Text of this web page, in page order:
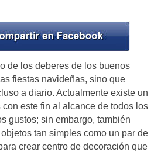
de los deberes de los buenos
fiestas navideñas, sino que
a diario. Actualmente existe un
este fin al alcance de todos los
gustos; sin embargo, también
tan simples como un par de
crear centro de decoración que